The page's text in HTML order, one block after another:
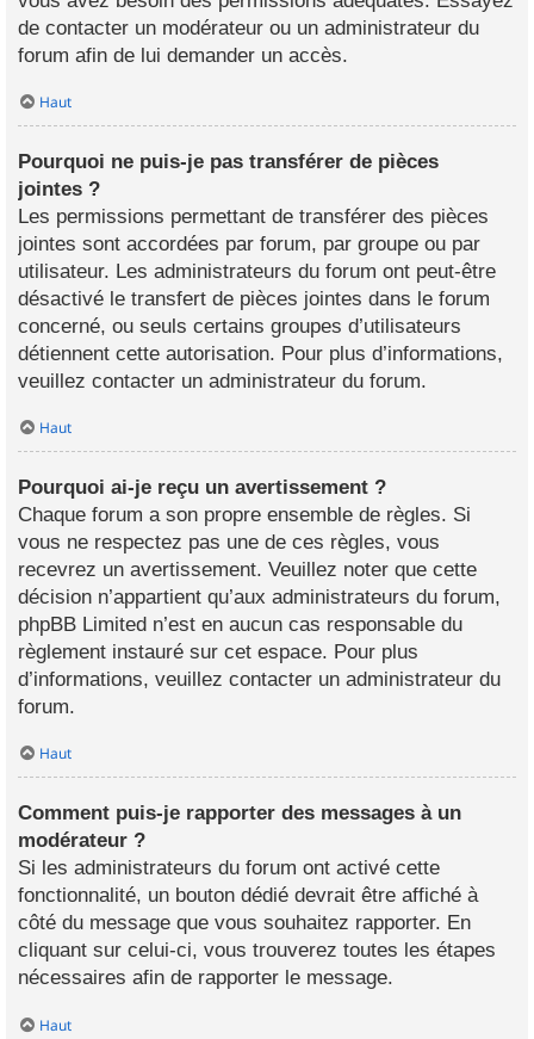
de contacter un modérateur ou un administrateur du
forum afin de lui demander un accès.
Haut
Pourquoi ne puis-je pas transférer de pièces
jointes ?
Les permissions permettant de transférer des pièces
jointes sont accordées par forum, par groupe ou par
utilisateur. Les administrateurs du forum ont peut-être
désactivé le transfert de pièces jointes dans le forum
concerné, ou seuls certains groupes d’utilisateurs
détiennent cette autorisation. Pour plus d’informations,
veuillez contacter un administrateur du forum.
Haut
Pourquoi ai-je reçu un avertissement ?
Chaque forum a son propre ensemble de règles. Si
vous ne respectez pas une de ces règles, vous
recevrez un avertissement. Veuillez noter que cette
décision n’appartient qu’aux administrateurs du forum,
phpBB Limited n’est en aucun cas responsable du
règlement instauré sur cet espace. Pour plus
d’informations, veuillez contacter un administrateur du
forum.
Haut
Comment puis-je rapporter des messages à un
modérateur ?
Si les administrateurs du forum ont activé cette
fonctionnalité, un bouton dédié devrait être affiché à
côté du message que vous souhaitez rapporter. En
cliquant sur celui-ci, vous trouverez toutes les étapes
nécessaires afin de rapporter le message.
Haut